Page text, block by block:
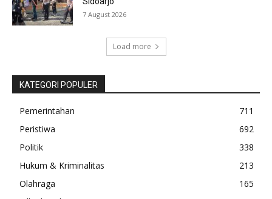
7 August 2026
Load more
KATEGORI POPULER
Pemerintahan
711
Peristiwa
692
Politik
338
Hukum & Kriminalitas
213
Olahraga
165